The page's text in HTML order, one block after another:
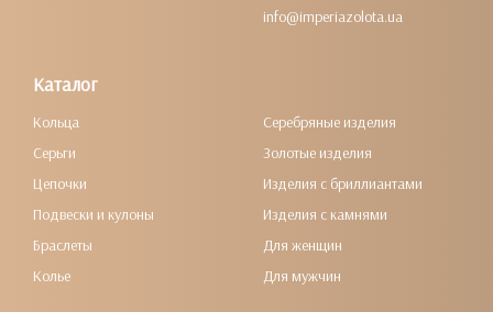
info@imperiazolota.ua
Каталог
Кольца
Серьги
Цепочки
Подвески и кулоны
Браслеты
Колье
Серебряные изделия
Золотые изделия
Изделия с бриллиантами
Изделия с камнями
Для женщин
Для мужчин